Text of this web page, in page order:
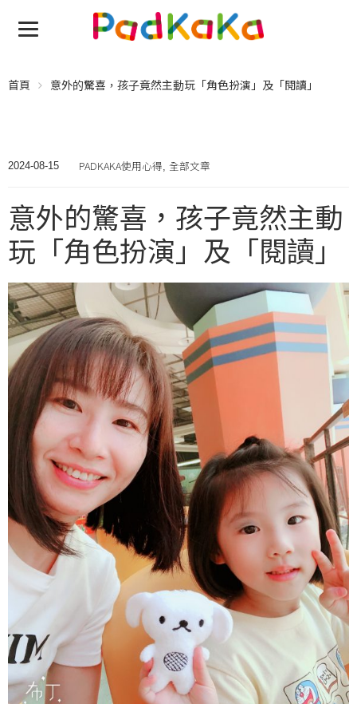
首頁 意外的驚喜，孩子竟然主動玩「角色扮演」及「閱讀」
2024-08-15 PADKAKA使用心得, 全部文章
意外的驚喜，孩子竟然主動
玩「角色扮演」及「閱讀」